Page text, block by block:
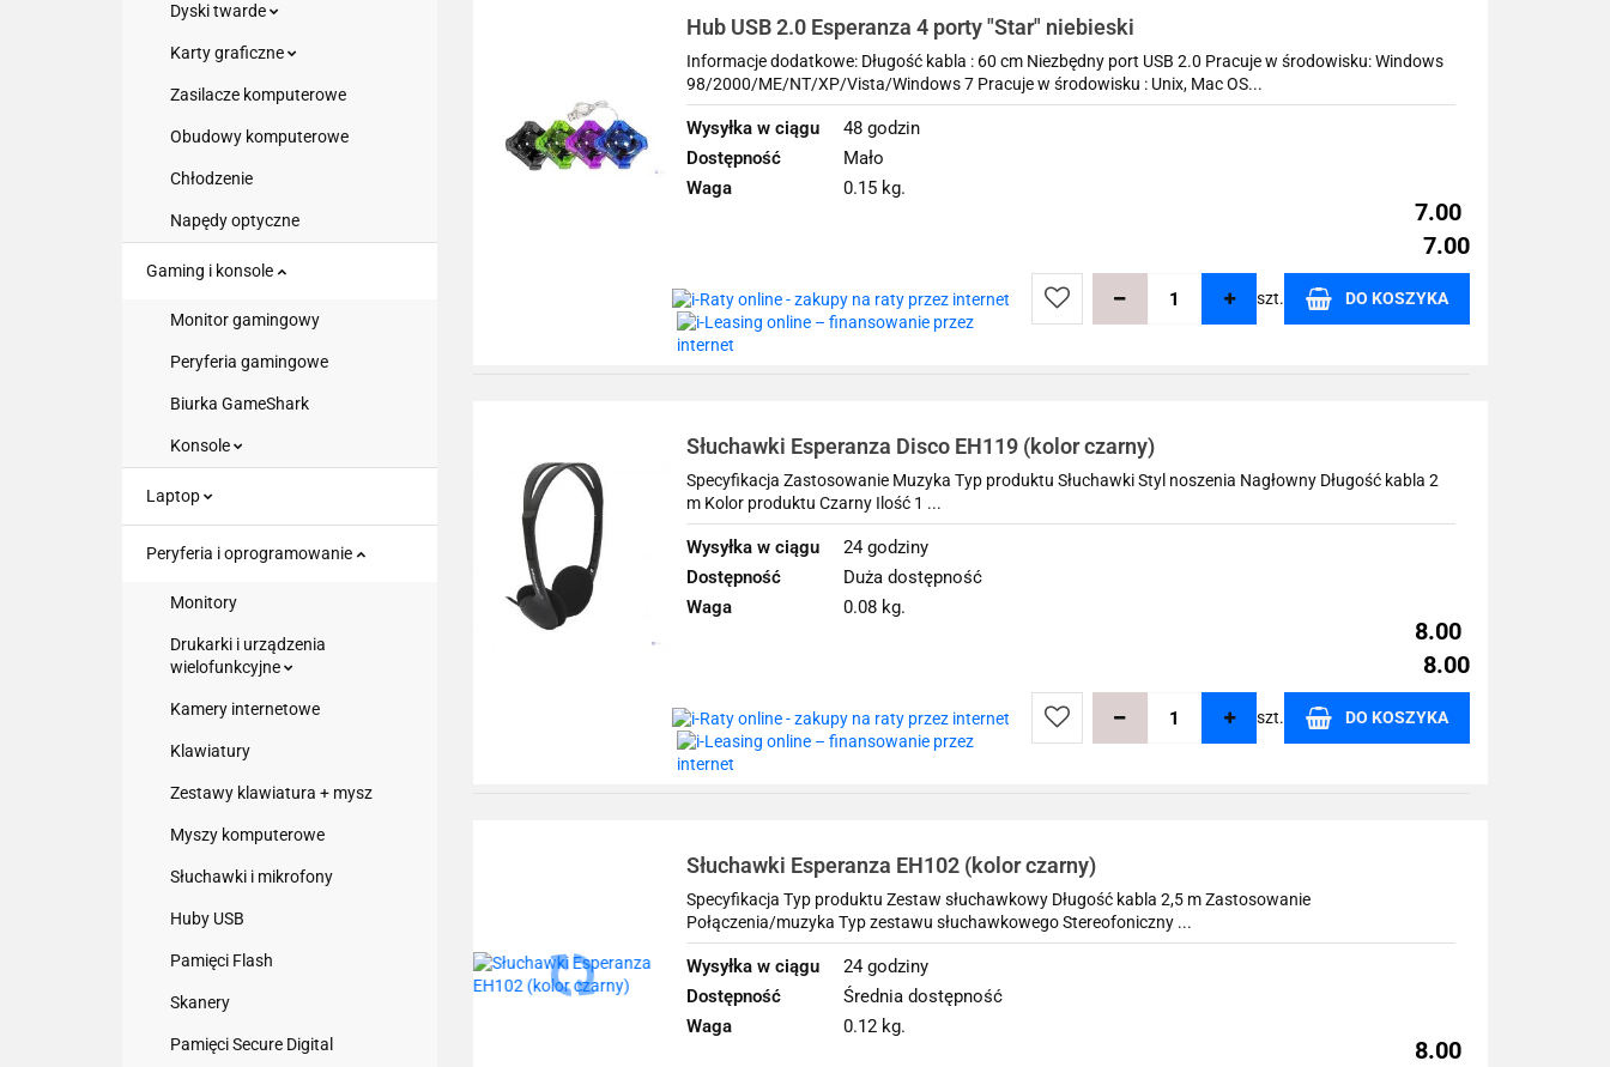
Dyski twarde
Karty graficzne
Zasilacze komputerowe
Obudowy komputerowe
Chłodzenie
Napędy optyczne
Gaming i konsole
Monitor gamingowy
Peryferia gamingowe
Biurka GameShark
Konsole
Laptop
Peryferia i oprogramowanie
Monitory
Drukarki i urządzenia
wielofunkcyjne
Kamery internetowe
Klawiatury
Zestawy klawiatura + mysz
Myszy komputerowe
Słuchawki i mikrofony
Huby USB
Pamięci Flash
Skanery
Pamięci Secure Digital
Hub USB 2.0 Esperanza 4 porty "Star" niebieski
Informacje dodatkowe: Długość kabla : 60 cm Niezbędny port USB 2.0 Pracuje w środowisku: Windows
98/2000/ME/NT/XP/Vista/Windows 7 Pracuje w środowisku : Unix, Mac OS...
Wysyłka w ciągu
48 godzin
Dostępność
Mało
Waga
0.15 kg.
7.00
7.00
szt. DO KOSZYKA
Słuchawki Esperanza Disco EH119 (kolor czarny)
Specyfikacja Zastosowanie Muzyka Typ produktu Słuchawki Styl noszenia Nagłowny Długość kabla 2
m Kolor produktu Czarny Ilość 1 ...
Wysyłka w ciągu
24 godziny
Dostępność
Duża dostępność
Waga
0.08 kg.
8.00
8.00
szt. DO KOSZYKA
Słuchawki Esperanza EH102 (kolor czarny)
Specyfikacja Typ produktu Zestaw słuchawkowy Długość kabla 2,5 m Zastosowanie
Połączenia/muzyka Typ zestawu słuchawkowego Stereofoniczny ...
Wysyłka w ciągu
24 godziny
Dostępność
Średnia dostępność
Waga
0.12 kg.
8.00